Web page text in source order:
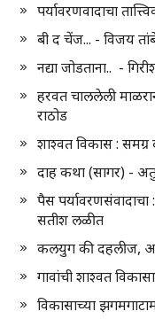
पर्यावरणवादाचा
बी द चेंज... - विजय
नद्या जोडताना.. -
हरवत चाललेली
राठोड
शाश्वत विकास : समग्र
दाह कथा (सागर) -
पैस
सतीश लळीत
कलयुग की दहलीज,
गावांची शाश्वत
विकासाच्या